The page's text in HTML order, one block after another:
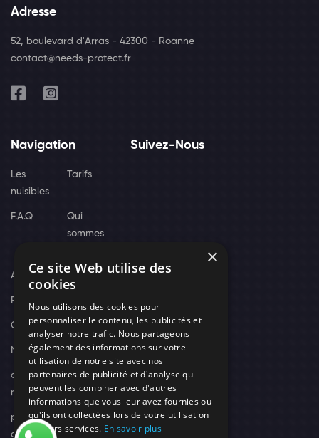
Adresse
52, boulevard d'Arras - 42300 - Roanne
contact@needs-protect.fr
Navigation
Les
nuisibles
Tarifs
F.A.Q
Qui
sommes
Actus
Recrutement
Contact
Nos techniciens
campagne-
recrutement
politique de
confidentialité
Suivez-Nous
×
Ce site Web utilise des
cookies
Nous utilisons des cookies pour
personnaliser le contenu, les publicités et
analyser notre trafic. Nous partageons
également des informations sur votre
utilisation de notre site avec nos
partenaires de publicité et d'analyse qui
peuvent les combiner avec d'autres
informations que vous leur avez fournies ou
qu'ils ont collectées lors de votre utilisation
de leurs services. En savoir plus